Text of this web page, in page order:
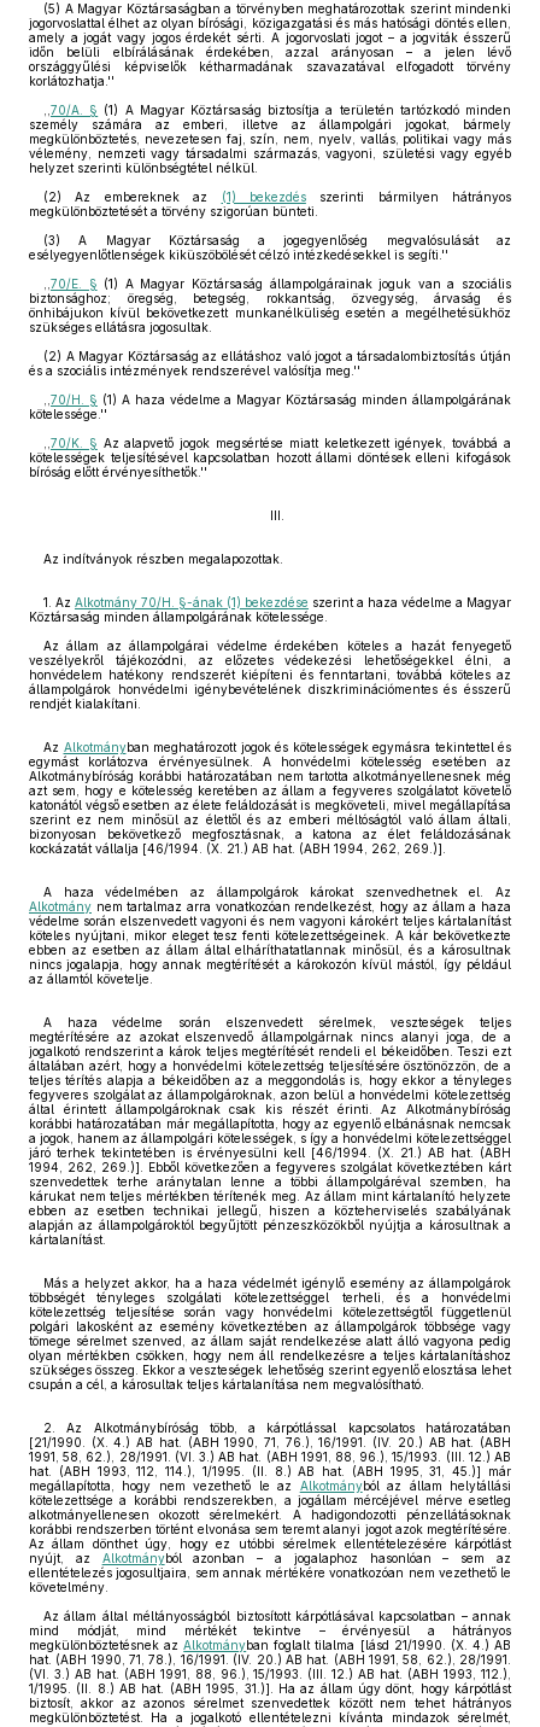
(5) A Magyar Köztársaságban a törvényben meghatározottak szerint mindenki
jogorvoslattal élhet az olyan bírósági, közigazgatási és más hatósági döntés ellen,
amely a jogát vagy jogos érdekét sérti. A jogorvoslati jogot – a jogviták ésszerű
időn belüli elbírálásának érdekében, azzal arányosan – a jelen lévő
országgyűlési képviselők kétharmadának szavazatával elfogadott törvény
korlátozhatja.''
70/A. § (1) A Magyar Köztársaság biztosítja a területén tartózkodó minden
személy számára az emberi, illetve az állampolgári jogokat, bármely
megkülönböztetés, nevezetesen faj, szín, nem, nyelv, vallás, politikai vagy más
vélemény, nemzeti vagy társadalmi származás, vagyoni, születési vagy egyéb
helyzet szerinti különbségtétel nélkül.
(2) Az embereknek az
(1) bekezdésszerinti bármilyen hátrányos
megkülönböztetését a törvény szigorúan bünteti.
(3) A Magyar Köztársaság a jogegyenlőség megvalósulását az
esélyegyenlőtlenségek kiküszöbölését célzó intézkedésekkel is segíti.''
70/E. § (1) A Magyar Köztársaság állampolgárainak joguk van a szociális
biztonsághoz; öregség, betegség, rokkantság, özvegység, árvaság és
önhibájukon kívül bekövetkezett munkanélküliség esetén a megélhetésükhöz
szükséges ellátásra jogosultak.
(2) A Magyar Köztársaság az ellátáshoz való jogot a társadalombiztosítás útján
és a szociális intézmények rendszerével valósítja meg.''
70/H. § (1) A haza védelme a Magyar Köztársaság minden állampolgárának
kötelessége.''
70/K. § Az alapvető jogok megsértése miatt keletkezett igények, továbbá a
kötelességek teljesítésével kapcsolatban hozott állami döntések elleni kifogások
bíróság előtt érvényesíthetők.''
III.
Az indítványok részben megalapozottak.
1. Az Alkotmány 70/H. §-ának (1) bekezdése szerint a haza védelme a Magyar
Köztársaság minden állampolgárának kötelessége.
Az állam az állampolgárai védelme érdekében köteles a hazát fenyegető
veszélyekről tájékozódni, az előzetes védekezési lehetőségekkel élni, a
honvédelem hatékony rendszerét kiépíteni és fenntartani, továbbá köteles az
állampolgárok honvédelmi igénybevételének diszkriminációmentes és ésszerű
rendjét kialakítani.
Az Alkotmányban meghatározott jogok és kötelességek egymásra tekintettel és
egymást korlátozva érvényesülnek. A honvédelmi kötelesség esetében az
Alkotmánybíróság korábbi határozatában nem tartotta alkotmányellenesnek még
azt sem, hogy e kötelesség keretében az állam a fegyveres szolgálatot követelő
katonától végső esetben az élete feláldozását is megköveteli, mivel megállapítása
szerint ez nem minősül az élettől és az emberi méltóságtól való állam általi,
bizonyosan bekövetkező megfosztásnak, a katona az élet feláldozásának
kockázatát vállalja [46/1994. (X. 21.) AB hat. (ABH 1994, 262, 269.)].
A haza védelmében az állampolgárok károkat szenvedhetnek el. Az
Alkotmány nem tartalmaz arra vonatkozóan rendelkezést, hogy az állam a haza
védelme során elszenvedett vagyoni és nem vagyoni károkért teljes kártalanítást
köteles nyújtani, mikor eleget tesz fenti kötelezettségeinek. A kár bekövetkezte
ebben az esetben az állam által elháríthatatlannak minősül, és a károsultnak
nincs jogalapja, hogy annak megtérítését a károkozón kívül mástól, így például
az államtól követelje.
A haza védelme során elszenvedett sérelmek, veszteségek teljes
megtérítésére az azokat elszenvedő állampolgárnak nincs alanyi joga, de a
jogalkotó rendszerint a károk teljes megtérítését rendeli el békeidőben. Teszi ezt
általában azért, hogy a honvédelmi kötelezettség teljesítésére ösztönözzön, de a
teljes térítés alapja a békeidőben az a meggondolás is, hogy ekkor a tényleges
fegyveres szolgálat az állampolgároknak, azon belül a honvédelmi kötelezettség
által érintett állampolgároknak csak kis részét érinti. Az Alkotmánybíróság
korábbi határozatában már megállapította, hogy az egyenlő elbánásnak nemcsak
a jogok, hanem az állampolgári kötelességek, s így a honvédelmi kötelezettséggel
járó terhek tekintetében is érvényesülni kell [46/1994. (X. 21.) AB hat. (ABH
1994, 262, 269.)]. Ebből következően a fegyveres szolgálat következtében kárt
szenvedettek terhe aránytalan lenne a többi állampolgáréval szemben, ha
kárukat nem teljes mértékben térítenék meg. Az állam mint kártalanító helyzete
ebben az esetben technikai jellegű, hiszen a közteherviselés szabályának
alapján az állampolgároktól begyűjtött pénzeszközökből nyújtja a károsultnak a
kártalanítást.
Más a helyzet akkor, ha a haza védelmét igénylő esemény az állampolgárok
többségét tényleges szolgálati kötelezettséggel terheli, és a honvédelmi
kötelezettség teljesítése során vagy honvédelmi kötelezettségtől függetlenül
polgári lakosként az esemény következtében az állampolgárok többsége vagy
tömege sérelmet szenved, az állam saját rendelkezése alatt álló vagyona pedig
olyan mértékben csökken, hogy nem áll rendelkezésre a teljes kártalanításhoz
szükséges összeg. Ekkor a veszteségek lehetőség szerint egyenlő elosztása lehet
csupán a cél, a károsultak teljes kártalanítása nem megvalósítható.
2. Az Alkotmánybíróság több, a kárpótlással kapcsolatos határozatában
[21/1990. (X. 4.) AB hat. (ABH 1990, 71, 76.), 16/1991. (IV. 20.) AB hat. (ABH
1991, 58, 62.), 28/1991. (VI. 3.) AB hat. (ABH 1991, 88, 96.), 15/1993. (III. 12.) AB
hat. (ABH 1993, 112, 114.), 1/1995. (II. 8.) AB hat. (ABH 1995, 31, 45.)] már
megállapította, hogy nem vezethető le az Alkotmányból az állam helytállási
kötelezettsége a korábbi rendszerekben, a jogállam mércéjével mérve esetleg
alkotmányellenesen okozott sérelmekért. A hadigondozotti pénzellátásoknak
korábbi rendszerben történt elvonása sem teremt alanyi jogot azok megtérítésére.
Az állam dönthet úgy, hogy ez utóbbi sérelmek ellentételezésére kárpótlást
nyújt, az Alkotmányból azonban – a jogalaphoz hasonlóan – sem az
ellentételezés jogosultjaira, sem annak mértékére vonatkozóan nem vezethető le
követelmény.
Az állam által méltányosságból biztosított kárpótlásával kapcsolatban – annak
mind módját, mind mértékét tekintve – érvényesül a hátrányos
megkülönböztetésnek azAlkotmányban foglalt tilalma [lásd 21/1990. (X. 4.) AB
hat. (ABH 1990, 71, 78.), 16/1991. (IV. 20.) AB hat. (ABH 1991, 58, 62.), 28/1991.
(VI. 3.) AB hat. (ABH 1991, 88, 96.), 15/1993. (III. 12.) AB hat. (ABH 1993, 112.),
1/1995. (II. 8.) AB hat. (ABH 1995, 31.)]. Ha az állam úgy dönt, hogy kárpótlást
biztosít, akkor az azonos sérelmet szenvedettek között nem tehet hátrányos
megkülönböztetést. Ha a jogalkotó ellentételezni kívánta mindazok sérelmét,